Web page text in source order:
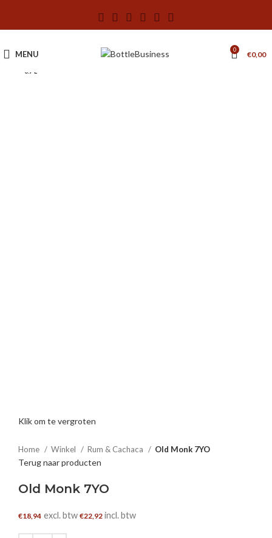
MENU 0 €0,00
0.7 L
Klik om te vergroten
Home Winkel Rum & Cachaca Old Monk 7YO
Terug naar producten
Old Monk 7YO
€18,94 excl. btw €22,92 incl. btw